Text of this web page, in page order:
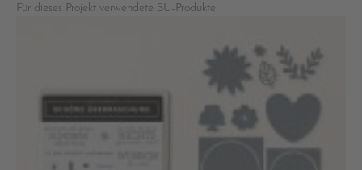
Für dieses Projekt verwendete SU-Produkte: